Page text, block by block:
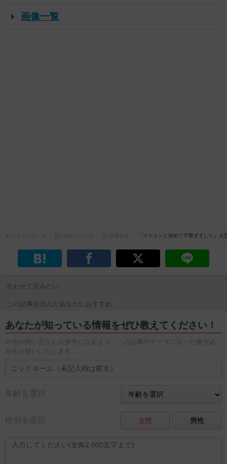
画像一覧
『イケメンと初めて手繋ぎました』
合わせて読みたい
この記事を読んだあなたにおすすめ
あなたが知っている情報をぜひ教えてください！
※他の飼い主さんの参考になるよう、この記事のテーマに沿った書き込
みをお願いいたします。
年齢を選択
性別を選択 女性 男性